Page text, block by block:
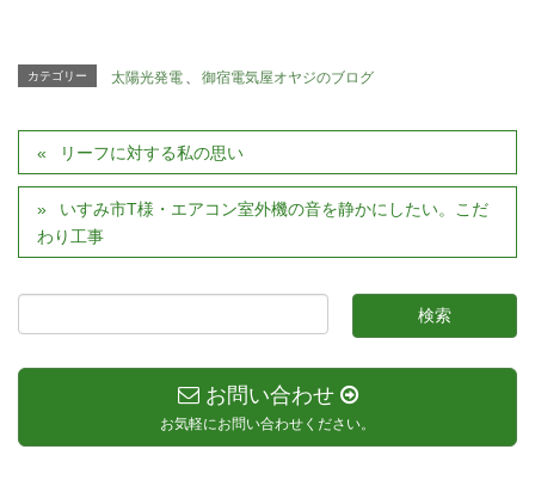
カテゴリー 太陽光発電 御宿電気屋オヤジのブログ
リーフに対する私の思い
いすみ市T様・エアコン室外機の音を静かにしたい。こだ
わり工事
お問い合わせ
お気軽にお問い合わせください。